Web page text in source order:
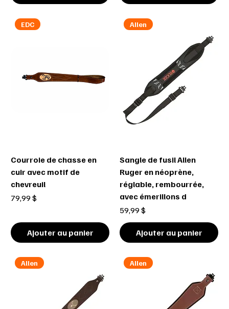
EDC
Courroie de chasse en
cuir avec motif de
chevreuil
Prix
79,99 $
Ajouter au panier
Allen
Sangle de fusil Allen
Ruger en néoprène,
réglable, rembourrée,
avec émerillons d
Prix
59,99 $
Ajouter au panier
Allen Allen